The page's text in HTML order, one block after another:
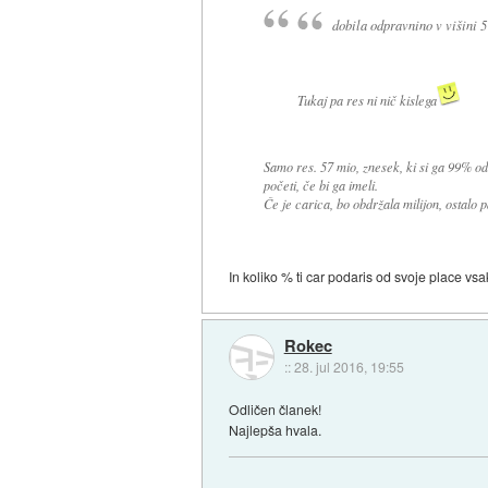
dobila odpravnino v višini
Tukaj pa res ni nič kislega
Samo res. 57 mio, znesek, ki si ga 99%
početi, če bi ga imeli.
Če je carica, bo obdržala milijon, ostalo
In koliko % ti car podaris od svoje place
Rokec
::28. jul 2016, 19:55
Odličen članek!
Najlepša hvala.